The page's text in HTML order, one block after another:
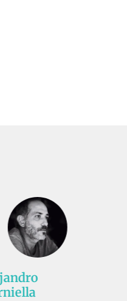
Humberto Polar
Senior VP, Head of